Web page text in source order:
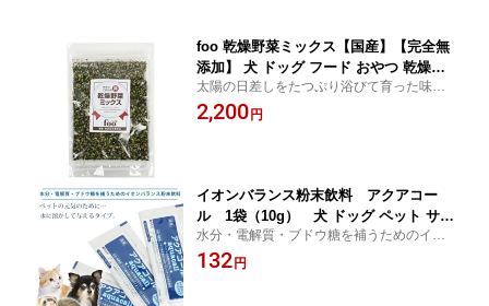
foo 乾燥野菜ミックス【国産】【完全無
添加】 犬 ドッグ フード おやつ 乾燥野
菜 ダイエット 肥満 手作りご飯 トッピ
ング ベジタブル 国産 オールステージ
太陽の日差しをたつぷり浴びて育った味・
栄養ともに豊かな露地栽培のミックス野
菜。【ドッグ 犬グッズ 雑貨 プードル】
2,200円
イオンバランス粉末飲料 アクアコー
ル 1袋（10g） 犬 ドッグ ペット サプ
リメント 水分補給 ブドウ糖 電解質 イ
オン グッズ【メール便可】
水分・電解質・ブドウ糖を補うためのイオ
ンバランス粉末飲料。【ドッグ 犬グッズ 雑
貨 プードル】
132円